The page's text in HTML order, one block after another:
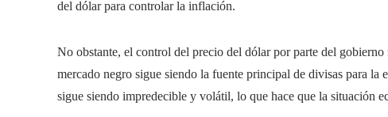
del dólar para controlar la inflación.
No obstante, el control del precio del dólar por parte del gobierno
mercado negro sigue siendo la fuente principal de divisas para
sigue siendo impredecible y volátil, lo que hace que la situación